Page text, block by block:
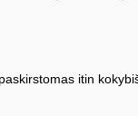
itin